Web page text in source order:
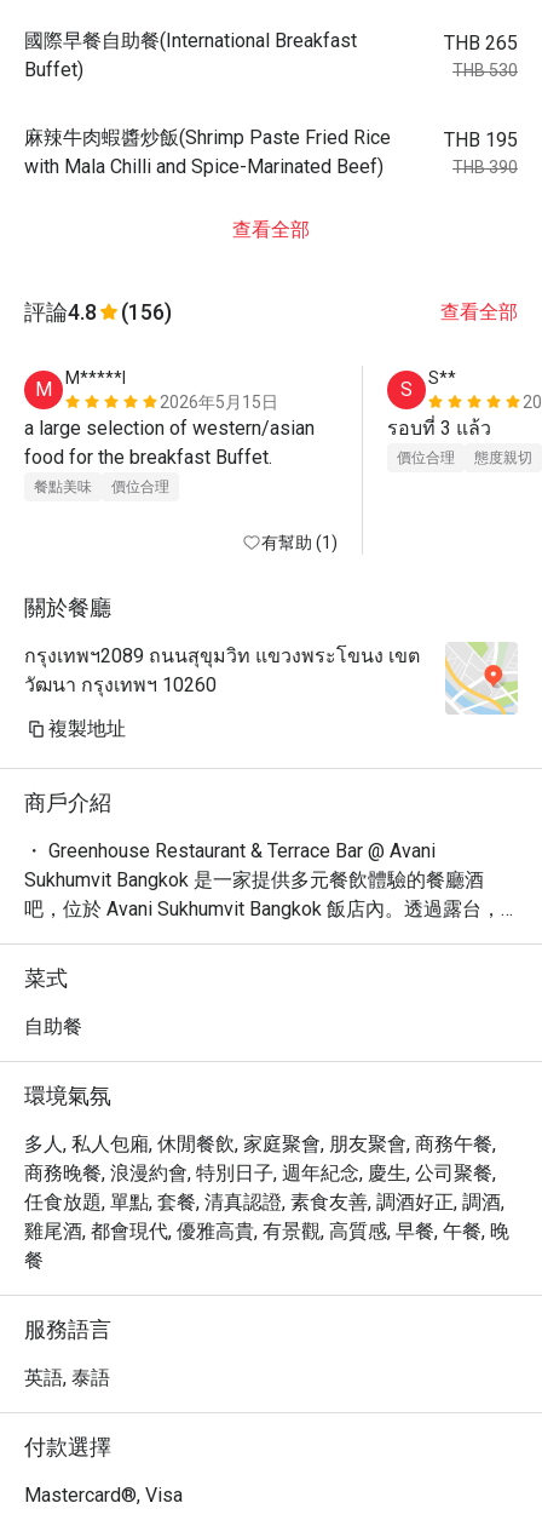
國際早餐自助餐(International Breakfast
Buffet)
THB 265
THB 530
麻辣牛肉蝦醬炒飯(Shrimp Paste Fried Rice
with Mala Chilli and Spice-Marinated Beef)
THB 195
THB 390
查看全部
評論4.8 (156) 查看全部
M
M*****l
2026年5月15日
a large selection of western/asian
餐點美味 價位合理
有幫助 (1)
S
S**
價位合理 態度親切
關於餐廳
กรุงเทพฯ2089 ถนนสุขุมวิท แขวงพระโขนง เขต
วัฒนา กรุงเทพฯ 10260
複製地址
商戶介紹
・ Greenhouse Restaurant & Terrace Bar @ Avani
Sukhumvit Bangkok 是一家提供多元餐飲體驗的餐廳酒
吧，位於 Avani Sukhumvit Bangkok 飯店內。透過露台，
您可飽覽迷人的曼谷城市景觀。
・ 在 Greenhouse Restaurant & Terrace Bar，您可以品嚐
到精選的國際美食和精心調製的雞尾酒。無論是商務午
餐、浪漫晚餐，或是與朋友小酌，這裡都是您的理想之
4.3 星！
・ Greenhouse Restaurant & Terrace Bar 位於 Sukhumvit
路，交通便利。您可搭乘 BTS 前往，輕鬆享受美食與美
景。
・ 透過 Eatigo 預訂 Greenhouse Restaurant & Terrace Bar
@ Avani Sukhumvit Bangkok，即可享受高達 5 折的超值優
惠！立即預訂，體驗曼谷的美味與活力！
菜式
自助餐
環境氣氛
多人, 私人包廂, 休閒餐飲, 家庭聚會, 朋友聚會, 商務午餐,
商務晚餐, 浪漫約會, 特別日子, 週年紀念, 慶生, 公司聚餐,
任食放題, 單點, 套餐, 清真認證, 素食友善, 調酒好正, 調酒,
雞尾酒, 都會現代, 優雅高貴, 有景觀, 高質感, 早餐, 午餐, 晚
餐
服務語言
英語, 泰語
付款選擇
Mastercard®, Visa